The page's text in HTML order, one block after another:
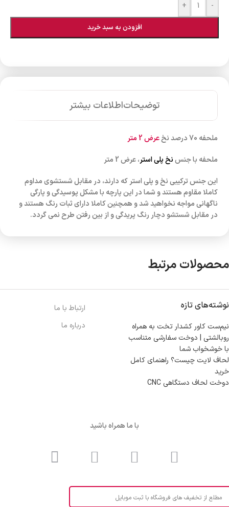
-
+
افزودن به سبد خرید
توضیحاتاطلاعات بیشتر
ملحفه 70 درصد نخ
عرض 2 متر
ملحفه با جنسنخ پلی استر، عرض 2 متر
این جنس ترکیبی نخ و پلی استر که دارند، در مقابل شستشوی مداوم
کاملا مقاوم هستند و شما در این پارچه با مشکل پوسیدگی و پارگی
ناگهانی مواجه نخواهید شد و همچنین کاملا دارای ثبات رنگ هستند و
در مقابل شستشو دچار رنگ پریدگی و از بین رفتن طرح نمی گردد.
محصولات مرتبط
نوشته‌های تازه
نیم‌ست کاور کشدار تخت به همراه
روبالشتی | دوخت سفارشی متناسب
با خوشخواب شما
لحاف لایت چیست؟ راهنمای کامل
خرید
دوخت لحاف دستگاهی CNC
ارتباط با ما
درباره ما
با ما همراه باشید
مطلع از تخفیف های فروشگاه با ثبت موبایل